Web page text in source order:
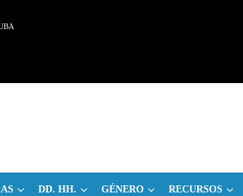
DD. HH. GÉNERO RECURSOS